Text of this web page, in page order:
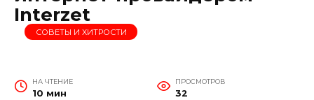
Interzet
СОВЕТЫ И ХИТРОСТИ
НА ЧТЕНИЕ
10 мин
ПРОСМОТРОВ
32